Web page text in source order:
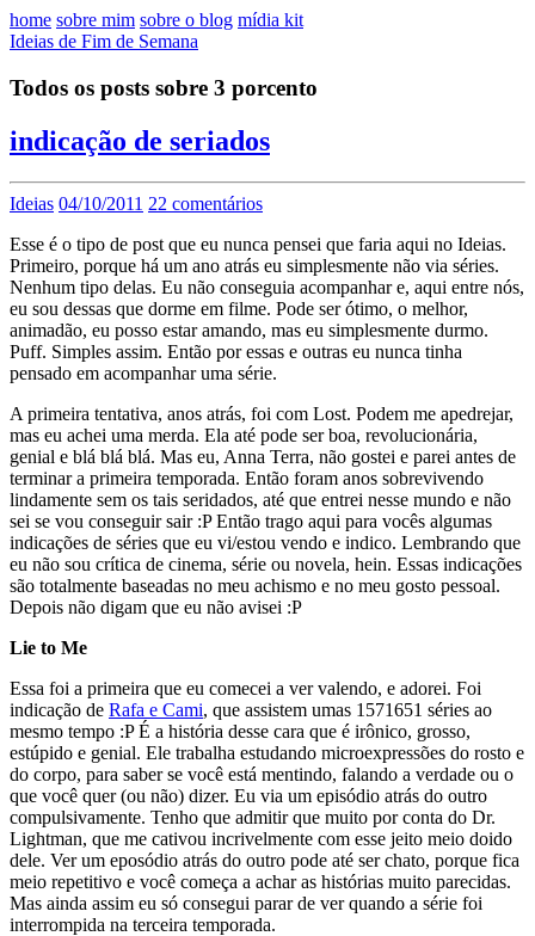
home sobre mim sobre o blog mídia kit
Ideias de Fim de Semana
Todos os posts sobre 3 porcento
indicação de seriados
Ideias 04/10/2011 22 comentários
Esse é o tipo de post que eu nunca pensei que faria aqui no Ideias.
Primeiro, porque há um ano atrás eu simplesmente não via séries.
Nenhum tipo delas. Eu não conseguia acompanhar e, aqui entre nós,
eu sou dessas que dorme em filme. Pode ser ótimo, o melhor,
animadão, eu posso estar amando, mas eu simplesmente durmo.
Puff. Simples assim. Então por essas e outras eu nunca tinha
pensado em acompanhar uma série.
A primeira tentativa, anos atrás, foi com Lost. Podem me apedrejar,
mas eu achei uma merda. Ela até pode ser boa, revolucionária,
genial e blá blá blá. Mas eu, Anna Terra, não gostei e parei antes de
terminar a primeira temporada. Então foram anos sobrevivendo
lindamente sem os tais seridados, até que entrei nesse mundo e não
sei se vou conseguir sair :P Então trago aqui para vocês algumas
indicações de séries que eu vi/estou vendo e indico. Lembrando que
eu não sou crítica de cinema, série ou novela, hein. Essas indicações
são totalmente baseadas no meu achismo e no meu gosto pessoal.
Depois não digam que eu não avisei :P
Lie to Me
Essa foi a primeira que eu comecei a ver valendo, e adorei. Foi
indicação de Rafa e Cami, que assistem umas 1571651 séries ao
mesmo tempo :P É a história desse cara que é irônico, grosso,
estúpido e genial. Ele trabalha estudando microexpressões do rosto e
do corpo, para saber se você está mentindo, falando a verdade ou o
que você quer (ou não) dizer. Eu via um episódio atrás do outro
compulsivamente. Tenho que admitir que muito por conta do Dr.
Lightman, que me cativou incrivelmente com esse jeito meio doido
dele. Ver um eposódio atrás do outro pode até ser chato, porque fica
meio repetitivo e você começa a achar as histórias muito parecidas.
Mas ainda assim eu só consegui parar de ver quando a série foi
interrompida na terceira temporada.